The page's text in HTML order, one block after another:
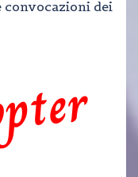
convocazioni dei